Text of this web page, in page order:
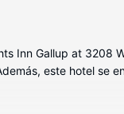
Inn Gallup at 3208
este hotel se